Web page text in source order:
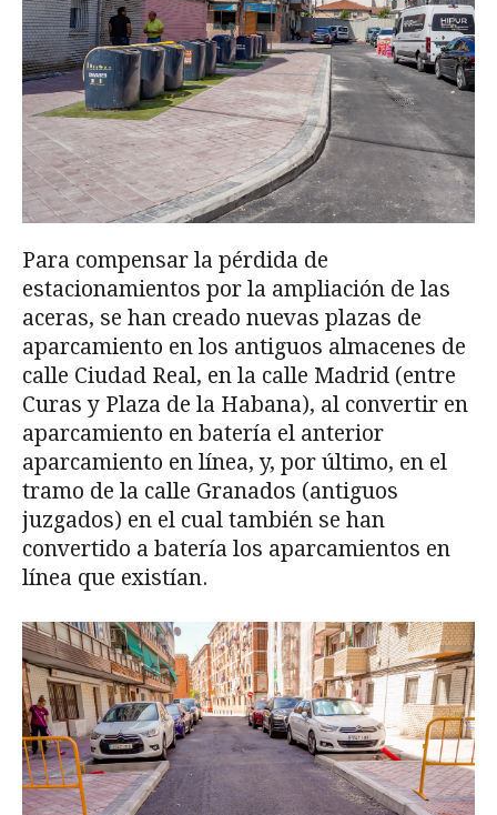
Para compensar la pérdida de
estacionamientos por la ampliación de las
aceras, se han creado nuevas plazas de
aparcamiento en los antiguos almacenes de
calle Ciudad Real, en la calle Madrid (entre
Curas y Plaza de la Habana), al convertir en
aparcamiento en batería el anterior
aparcamiento en línea, y, por último, en el
tramo de la calle Granados (antiguos
juzgados) en el cual también se han
convertido a batería los aparcamientos en
línea que existían.